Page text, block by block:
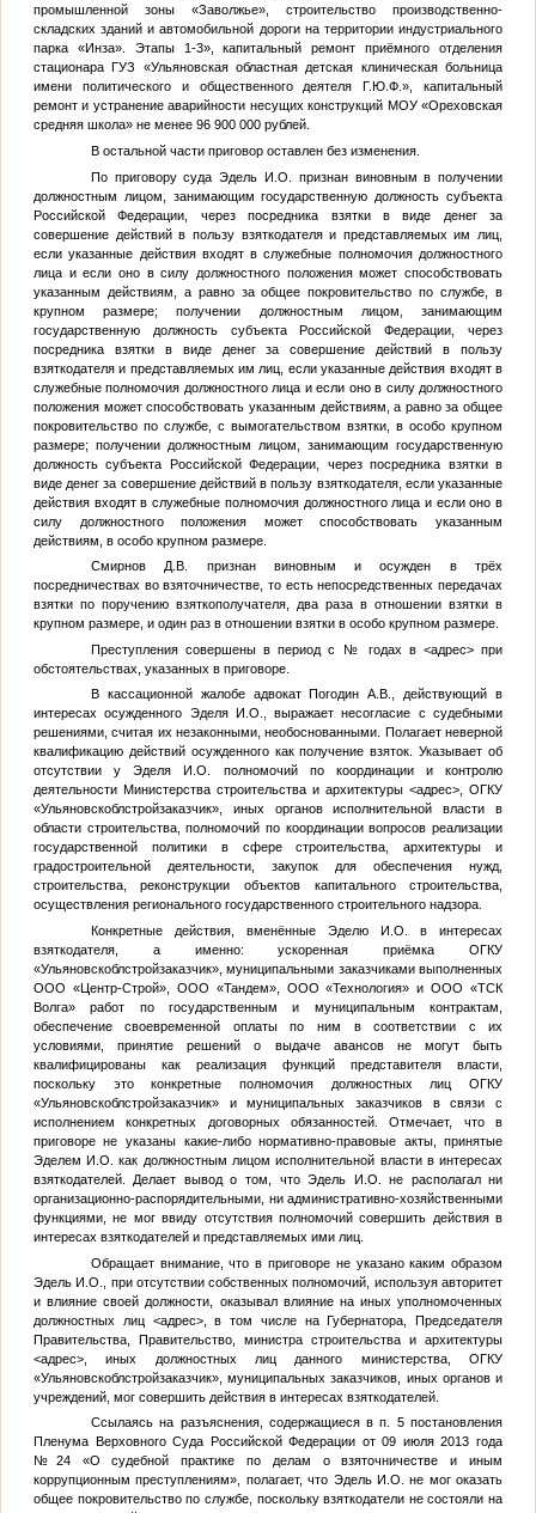
промышленной зоны «Заволжье», строительство производственно-
складских зданий и автомобильной дороги на территории индустриального
парка «Инза». Этапы 1-3», капитальный ремонт приёмного отделения
стационара ГУЗ «Ульяновская областная детская клиническая больница
имени политического и общественного деятеля
Г.Ю.Ф.», капитальный
ремонт и устранение аварийности несущих конструкций МОУ «Ореховская
средняя школа» не менее 96 900 000 рублей.
В остальной части приговор оставлен без изменения.
По приговору суда Эдель И.О. признан виновным в получении
должностным лицом, занимающим государственную должность субъекта
Российской Федерации, через посредника взятки в виде денег за
совершение действий в пользу взяткодателя и представляемых им лиц,
если указанные действия входят в служебные полномочия должностного
лица и если оно в силу должностного положения может способствовать
указанным действиям, а равно за общее покровительство по службе, в
крупном размере; получении должностным лицом, занимающим
государственную должность субъекта Российской Федерации, через
посредника взятки в виде денег за совершение действий в пользу
взяткодателя и представляемых им лиц, если указанные действия входят в
служебные полномочия должностного лица и если оно в силу должностного
положения может способствовать указанным действиям, а равно за общее
покровительство по службе, с вымогательством взятки, в особо крупном
размере; получении должностным лицом, занимающим государственную
должность субъекта Российской Федерации, через посредника взятки в
виде денег за совершение действий в пользу взяткодателя, если указанные
действия входят в служебные полномочия должностного лица и если оно в
силу должностного положения может способствовать указанным
действиям, в особо крупном размере.
Смирнов Д.В. признан виновным и осужден в трёх
посредничествах во взяточничестве, то есть непосредственных передачах
взятки по поручению взяткополучателя, два раза в отношении взятки в
крупном размере, и один раз в отношении взятки в особо крупном размере.
Преступления совершены в период с
№ годах в <адрес>при
обстоятельствах, указанных в приговоре.
В кассационной жалобе адвокат Погодин А.В., действующий в
интересах осужденного Эделя И.О., выражает несогласие с судебными
решениями, считая их незаконными, необоснованными. Полагает неверной
квалификацию действий осужденного как получение взяток. Указывает об
отсутствии у Эделя И.О. полномочий по координации и контролю
деятельности Министерства строительства и архитектуры<адрес> , ОГКУ
«Ульяновскоблстройзаказчик», иных органов исполнительной власти в
области строительства, полномочий по координации вопросов реализации
государственной политики в сфере строительства, архитектуры и
градостроительной деятельности, закупок для обеспечения нужд,
строительства, реконструкции объектов капитального строительства,
осуществления регионального государственного строительного надзора.
Конкретные действия, вменённые Эделю И.О. в интересах
взяткодателя, а именно: ускоренная приёмка ОГКУ
«Ульяновскоблстройзаказчик», муниципальными заказчиками выполненных
ООО «Центр-Строй», ООО «Тандем», ООО «Технология» и ООО «ТСК
Волга» работ по государственным и муниципальным контрактам,
обеспечение своевременной оплаты по ним в соответствии с их
условиями, принятие решений о выдаче авансов не могут быть
квалифицированы как реализация функций представителя власти,
поскольку это конкретные полномочия должностных лиц ОГКУ
«Ульяновскоблстройзаказчик» и муниципальных заказчиков в связи с
исполнением конкретных договорных обязанностей. Отмечает, что в
приговоре не указаны какие-либо нормативно-правовые акты, принятые
Эделем И.О. как должностным лицом исполнительной власти в интересах
взяткодателей. Делает вывод о том, что Эдель И.О. не располагал ни
организационно-распорядительными, ни административно-хозяйственными
функциями, не мог ввиду отсутствия полномочий совершить действия в
интересах взяткодателей и представляемых ими лиц.
Обращает внимание, что в приговоре не указано каким образом
Эдель И.О., при отсутствии собственных полномочий, используя авторитет
и влияние своей должности, оказывал влияние на иных уполномоченных
должностных лиц <адрес>, в том числе на Губернатора, Председателя
Правительства, Правительство, министра строительства и архитектуры
<адрес>, иных должностных лиц данного министерства, ОГКУ
«Ульяновскоблстройзаказчик», муниципальных заказчиков, иных органов и
учреждений, мог совершить действия в интересах взяткодателей.
Ссылаясь на разъяснения, содержащиеся в п. 5 постановления
Пленума Верховного Суда Российской Федерации от 09 июля 2013 года
№24 «О судебной практике по делам о взяточничестве и иным
коррупционным преступлениям», полагает, что Эдель И.О. не мог оказать
общее покровительство по службе, поскольку взяткодатели не состояли на